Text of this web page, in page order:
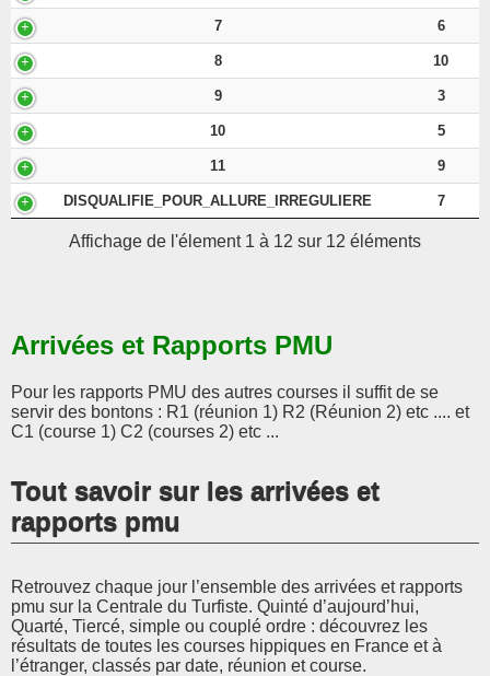
7 6
8 10
9 3
10 5
11 9
DISQUALIFIE_POUR_ALLURE_IRREGULIERE 7
Affichage de l'élement 1 à 12 sur 12 éléments
Arrivées et Rapports PMU
Pour les rapports PMU des autres courses il suffit de se
servir des bontons : R1 (réunion 1) R2 (Réunion 2) etc .... et
C1 (course 1) C2 (courses 2) etc ...
Tout savoir sur les arrivées et
rapports pmu
Retrouvez chaque jour l’ensemble des arrivées et rapports
pmu sur la Centrale du Turfiste. Quinté d’aujourd’hui,
Quarté, Tiercé, simple ou couplé ordre : découvrez les
résultats de toutes les courses hippiques en France et à
l’étranger, classés par date, réunion et course.